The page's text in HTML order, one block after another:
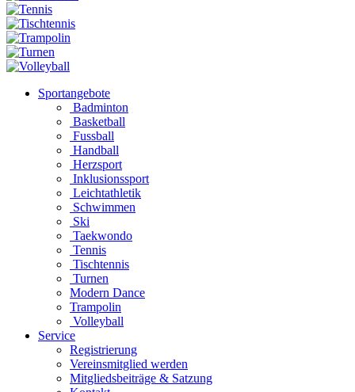
Sportangebote
Badminton
Basketball
Fussball
Handball
Herzsport
Inklusionssport
Leichtathletik
Schwimmen
Ski
Taekwondo
Tennis
Tischtennis
Turnen
Modern Dance
Trampolin
Volleyball
Service
Registrierung
Vereinsmitglied werden
Mitgliedsbeiträge & Satzung